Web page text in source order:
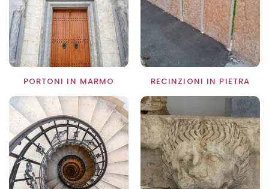
PORTONI IN MARMO RECINZIONI IN PIETRA